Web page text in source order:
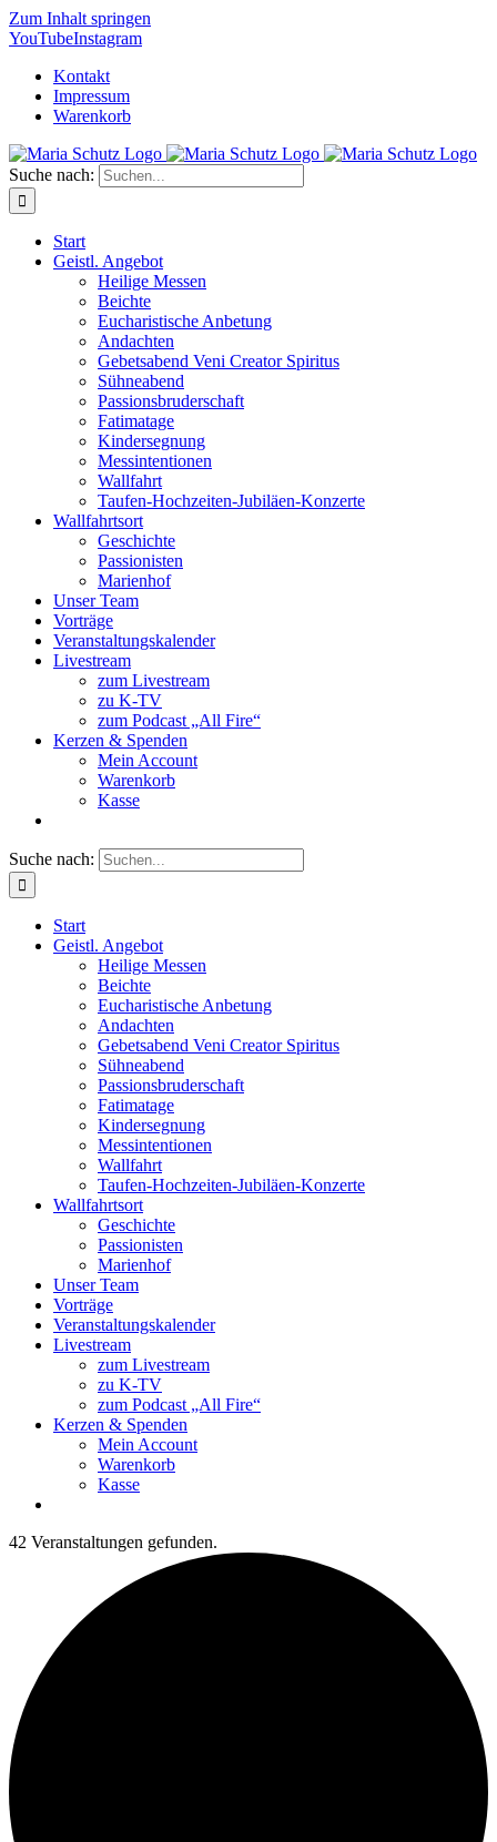
Zum Inhalt springen
YouTubeInstagram
Kontakt
Impressum
Warenkorb
Suche nach:
Start
Geistl. Angebot
Heilige Messen
Beichte
Eucharistische Anbetung
Andachten
Gebetsabend Veni Creator Spiritus
Sühneabend
Passionsbruderschaft
Fatimatage
Kindersegnung
Messintentionen
Wallfahrt
Taufen-Hochzeiten-Jubiläen-Konzerte
Wallfahrtsort
Geschichte
Passionisten
Marienhof
Unser Team
Vorträge
Veranstaltungskalender
Livestream
zum Livestream
zu K-TV
zum Podcast „All Fire“
Kerzen & Spenden
Mein Account
Warenkorb
Kasse
Suche nach:
Start
Geistl. Angebot
Heilige Messen
Beichte
Eucharistische Anbetung
Andachten
Gebetsabend Veni Creator Spiritus
Sühneabend
Passionsbruderschaft
Fatimatage
Kindersegnung
Messintentionen
Wallfahrt
Taufen-Hochzeiten-Jubiläen-Konzerte
Wallfahrtsort
Geschichte
Passionisten
Marienhof
Unser Team
Vorträge
Veranstaltungskalender
Livestream
zum Livestream
zu K-TV
zum Podcast „All Fire“
Kerzen & Spenden
Mein Account
Warenkorb
Kasse
42 Veranstaltungen gefunden.